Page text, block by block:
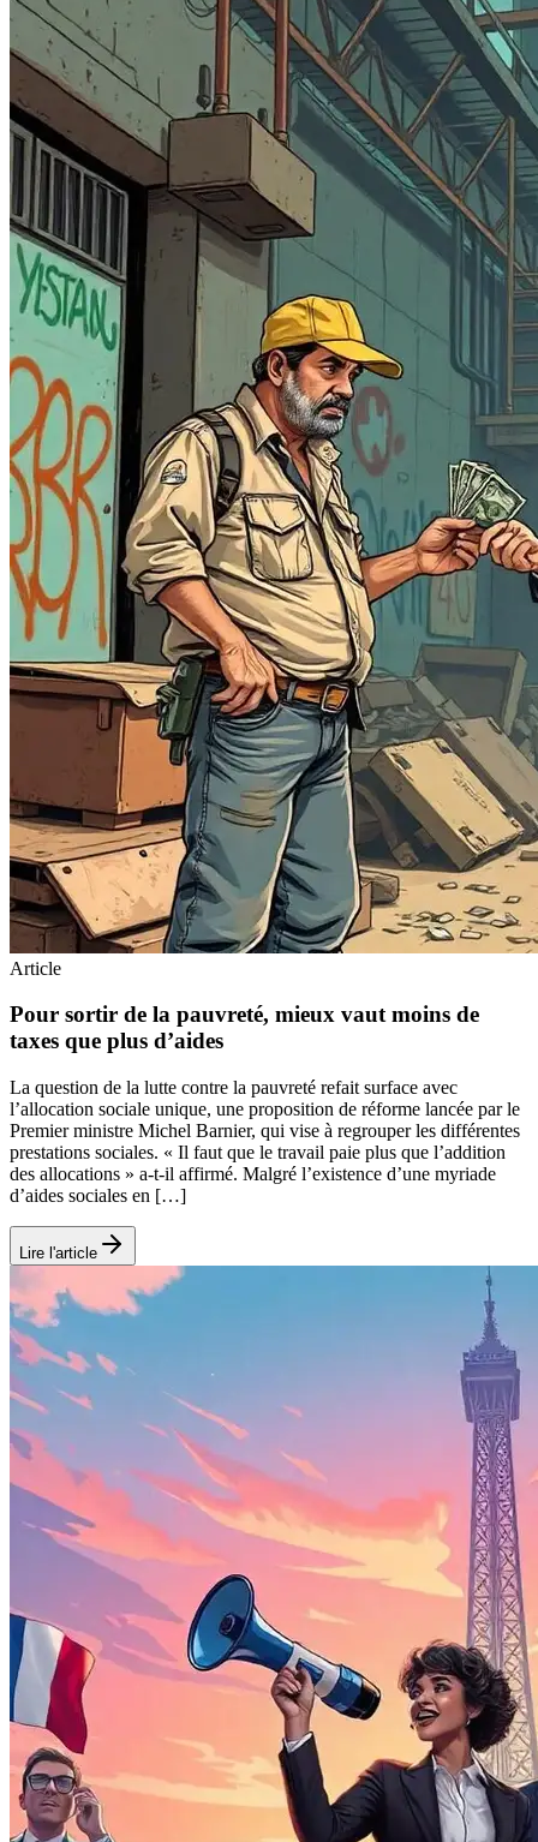
Article
Pour sortir de la pauvreté, mieux vaut moins de
taxes que plus d’aides
La question de la lutte contre la pauvreté refait surface avec
l’allocation sociale unique, une proposition de réforme lancée par le
Premier ministre Michel Barnier, qui vise à regrouper les différentes
prestations sociales. « Il faut que le travail paie plus que l’addition
des allocations » a-t-il affirmé. Malgré l’existence d’une myriade
d’aides sociales en […]
Lire l'article